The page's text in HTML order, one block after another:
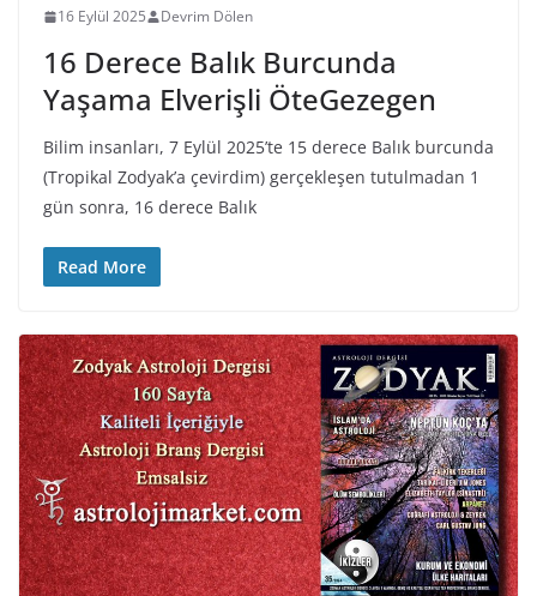
16 Eylül 2025 Devrim Dölen
16 Derece Balık Burcunda
Yaşama Elverişli ÖteGezegen
Bilim insanları, 7 Eylül 2025’te 15 derece Balık burcunda
(Tropikal Zodyak’a çevirdim) gerçekleşen tutulmadan 1
gün sonra, 16 derece Balık
Read More